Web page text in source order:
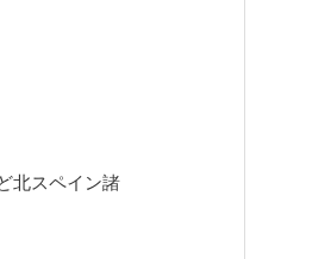
北スペイン諸